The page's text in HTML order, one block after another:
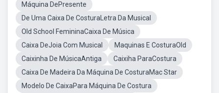
Máquina DePresente
De Uma Caixa De CosturaLetra Da Musical
Old School FemininaCaixa De Música
Caixa DeJoia Com Musical
Maquinas E CosturaOld
Caixinha De MúsicaAntiga
Caixiha ParaCostura
Caixa De Madeira Da Máquina De CosturaMac Star
Modelo De CaixaPara Máquina De Costura